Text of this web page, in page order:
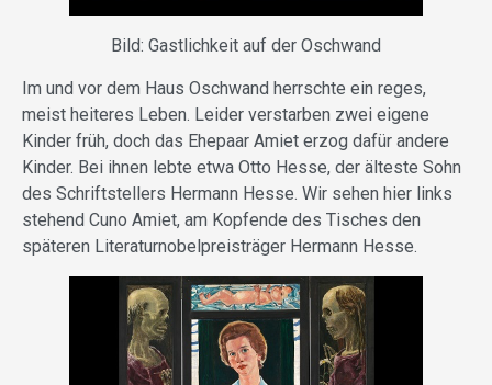
Bild: Gastlichkeit auf der Oschwand
Im und vor dem Haus Oschwand herrschte ein reges,
meist heiteres Leben. Leider verstarben zwei eigene
Kinder früh, doch das Ehepaar Amiet erzog dafür andere
Kinder. Bei ihnen lebte etwa Otto Hesse, der älteste Sohn
des Schriftstellers Hermann Hesse. Wir sehen hier links
stehend Cuno Amiet, am Kopfende des Tisches den
späteren Literaturnobelpreisträger Hermann Hesse.